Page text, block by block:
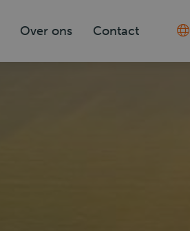
Over ons Contact